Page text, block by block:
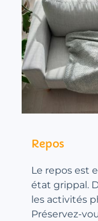
Repos
Le repos est
état grippal.
les activités
Préservez-